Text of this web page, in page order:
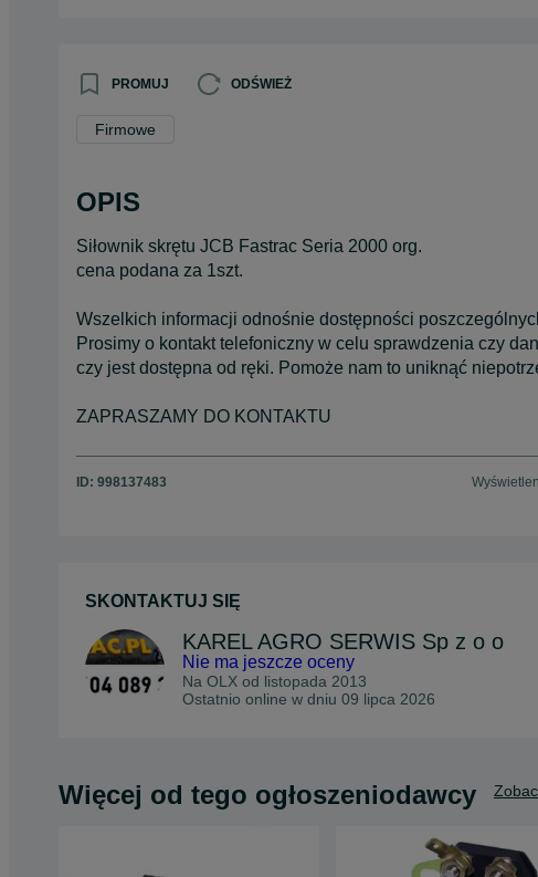
PROMUJ ODŚWIEŻ
Firmowe
OPIS
Siłownik skrętu JCB Fastrac Seria 2000 org.
cena podana za 1szt.
Wszelkich informacji odnośnie dostępności
Prosimy o kontakt telefoniczny w celu sprawdzenia czy
czy jest dostępna od ręki. Pomoże nam to uniknąć
ZAPRASZAMY DO KONTAKTU
ID: 998137483
SKONTAKTUJ SIĘ
KAREL AGRO SERWIS Sp z o o
Nie ma jeszcze oceny
Na OLX od listopada 2013
Ostatnio online w dniu 09 lipca 2026
Więcej od tego ogłoszeniodawcy